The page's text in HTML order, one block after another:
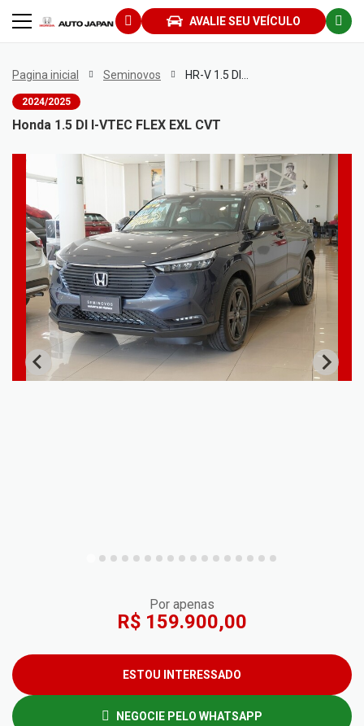
AVALIE SEU VEÍCULO
Pagina inicial Seminovos
2024/2025
Honda 1.5 DI I-VTEC FLEX EXL CVT
Por apenas
R$ 159.900,00
ESTOU INTERESSADO
NEGOCIE PELO WHATSAPP